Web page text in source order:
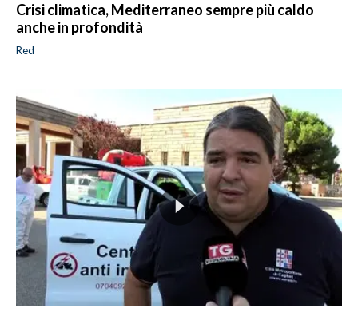
Crisi climatica, Mediterraneo sempre più caldo
anche in profondità
Red